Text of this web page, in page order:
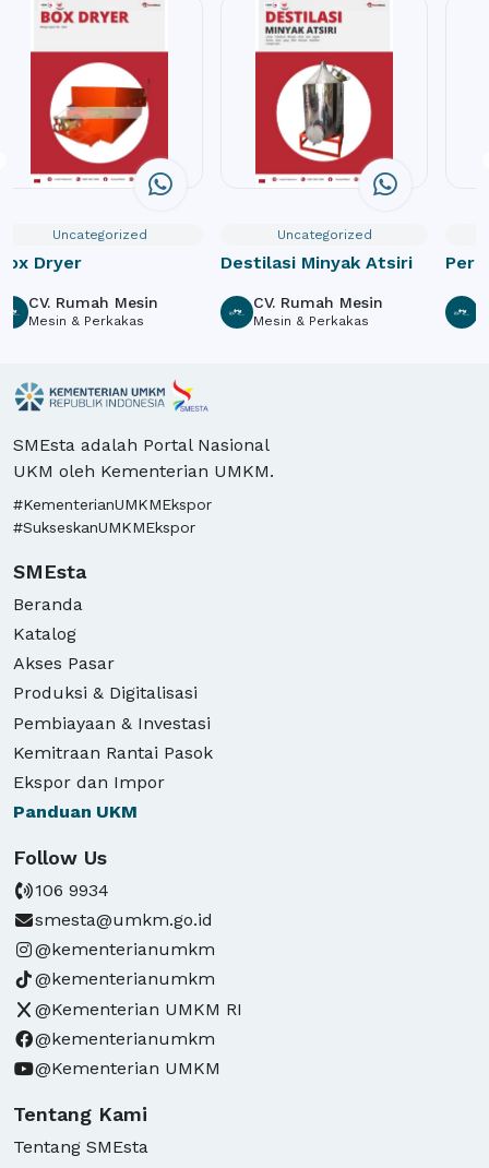
Uncategorized
Dryer
CV. Rumah Mesin
Mesin & Perkakas
Uncategorized
Destilasi Minyak Atsiri
CV. Rumah Mesin
Mesin & Perkakas
SMEsta adalah Portal Nasional
UKM oleh Kementerian UMKM.
#KementerianUMKMEkspor
#SukseskanUMKMEkspor
SMEsta
Beranda
Katalog
Akses Pasar
Produksi & Digitalisasi
Pembiayaan & Investasi
Kemitraan Rantai Pasok
Ekspor dan Impor
Panduan UKM
Follow Us
106 9934
smesta@umkm.go.id
@kementerianumkm
@kementerianumkm
@Kementerian UMKM RI
@kementerianumkm
@Kementerian UMKM
Tentang Kami
Tentang SMEsta